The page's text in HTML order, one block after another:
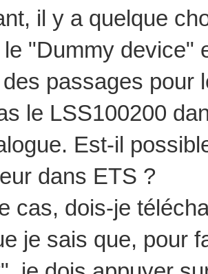
il y a quelque
"Dummy device"
passages pour
le LSS100200
Est-il
dans ETS ?
cas, dois-je
je sais que, pour